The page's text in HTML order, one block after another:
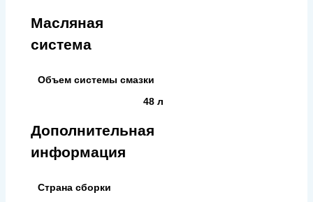
Масляная
система
Объем системы смазки
48 л
Дополнительная
информация
Страна сборки